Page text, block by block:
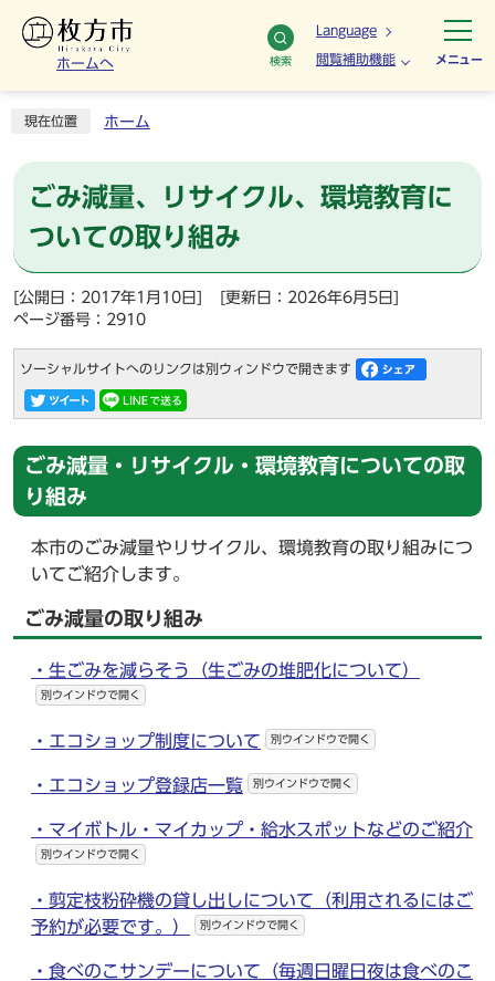
ホームへ 検索
Language
閲覧補助機能 メニュー
現在位置 ホーム
ごみ減量、リサイクル、環境教育に
ついての取り組み
[公開日：2017年1月10日]
[更新日：2026年6月5日]
ページ番号：2910
ソーシャルサイトへのリンクは別ウィンドウで開きます
ごみ減量・リサイクル・環境教育についての取
り組み
本市のごみ減量やリサイクル、環境教育の取り組みにつ
いてご紹介します。
ごみ減量の取り組み
・生ごみを減らそう（生ごみの堆肥化について）
別ウインドウで開く
・エコショップ制度について 別ウインドウで開く
・エコショップ登録店一覧 別ウインドウで開く
・マイボトル・マイカップ・給水スポットなどのご紹介
別ウインドウで開く
・剪定枝粉砕機の貸し出しについて（利用されるにはご
予約が必要です。）
別ウインドウで開く
・食べのこサンデーについて（毎週日曜日夜は食べのこ